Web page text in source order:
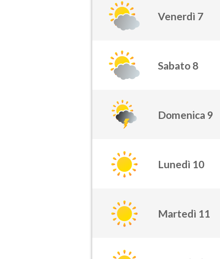
Venerdì 7
Sabato 8
Domenica 9
Lunedì 10
Martedì 11